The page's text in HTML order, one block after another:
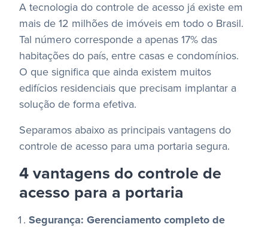
A tecnologia do controle de acesso já existe em
mais de 12 milhões de imóveis em todo o Brasil.
Tal número corresponde a apenas 17% das
habitações do país, entre casas e condomínios.
O que significa que ainda existem muitos
edifícios residenciais que precisam implantar a
solução de forma efetiva.
Separamos abaixo as principais vantagens do
controle de acesso para uma portaria segura.
4 vantagens do controle de
acesso para a portaria
Segurança: Gerenciamento completo de